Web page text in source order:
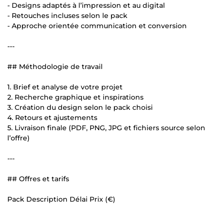
- Designs adaptés à l’impression et au digital
- Retouches incluses selon le pack
- Approche orientée communication et conversion
---
## Méthodologie de travail
1. Brief et analyse de votre projet
2. Recherche graphique et inspirations
3. Création du design selon le pack choisi
4. Retours et ajustements
5. Livraison finale (PDF, PNG, JPG et fichiers source selon
l’offre)
---
## Offres et tarifs
Pack Description Délai Prix (€)